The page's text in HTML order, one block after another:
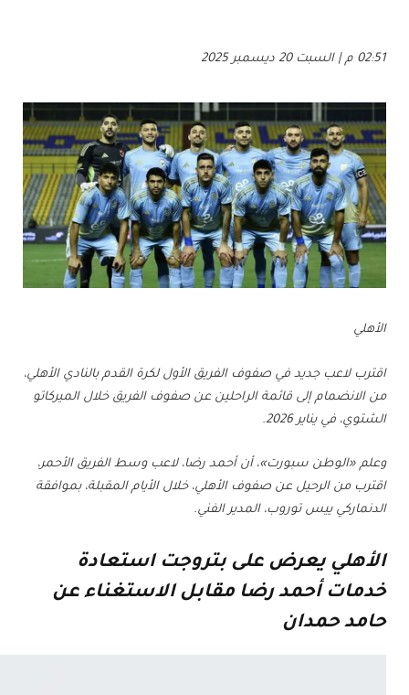
02:51 م | السبت 20 ديسمبر 2025
الأهلي
اقترب لاعب جديد في صفوف الفريق الأول لكرة القدم بالنادي الأهلي،
من الانضمام إلى قائمة الراحلين عن صفوف الفريق خلال الميركاتو
الشتوي، في يناير 2026.
وعلم «الوطن سبورت»، أن أحمد رضا، لاعب وسط الفريق الأحمر،
اقترب من الرحيل عن صفوف الأهلي، خلال الأيام المقبلة، بموافقة
الدنماركي ييس توروب، المدير الفني.
الأهلي يعرض على بتروجت استعادة
خدمات أحمد رضا مقابل الاستغناء عن
حامد حمدان